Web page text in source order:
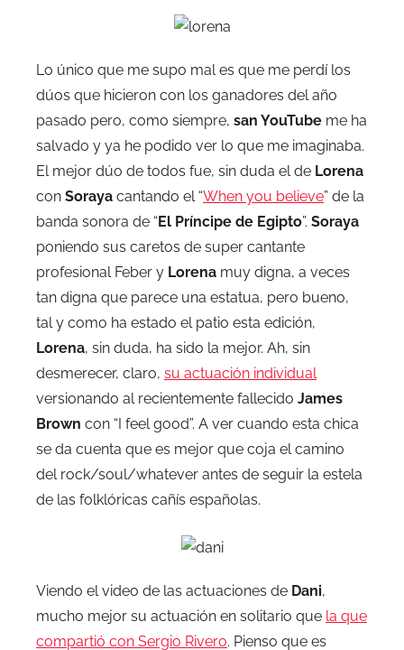
Lo único que me supo mal es que me perdí los
dúos que hicieron con los ganadores del año
pasado pero, como siempre, san YouTube me ha
salvado y ya he podido ver lo que me imaginaba.
El mejor dúo de todos fue, sin duda el de Lorena
con Soraya cantando el “When you believe” de la
banda sonora de “El Príncipe de Egipto”. Soraya
poniendo sus caretos de super cantante
profesional Feber y Lorena muy digna, a veces
tan digna que parece una estatua, pero bueno,
tal y como ha estado el patio esta edición,
Lorena, sin duda, ha sido la mejor. Ah, sin
desmerecer, claro, su actuación individual
versionando al recientemente fallecido James
Brown con “I feel good”. A ver cuando esta chica
se da cuenta que es mejor que coja el camino
del rock/soul/whatever antes de seguir la estela
de las folklóricas cañís españolas.
Viendo el video de las actuaciones de Dani,
mucho mejor su actuación en solitario que la que
compartió con Sergio Rivero. Pienso que es